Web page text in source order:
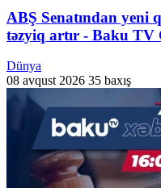
ABŞ Senatından yeni
təzyiq artır - Baku
Dünya
08 avqust 2026 35 baxış